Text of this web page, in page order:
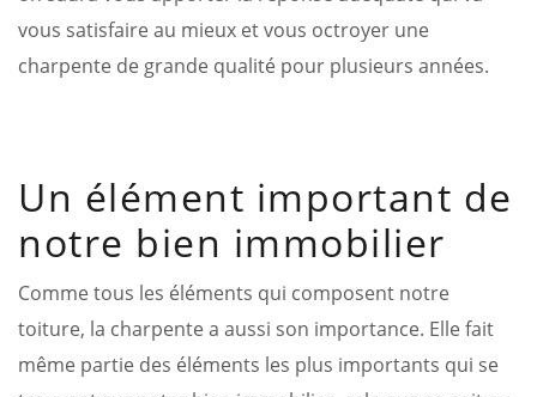
vous satisfaire au mieux et vous octroyer une
charpente de grande qualité pour plusieurs années.
Un élément important de
notre bien immobilier
Comme tous les éléments qui composent notre
toiture, la charpente a aussi son importance. Elle fait
même partie des éléments les plus importants qui se